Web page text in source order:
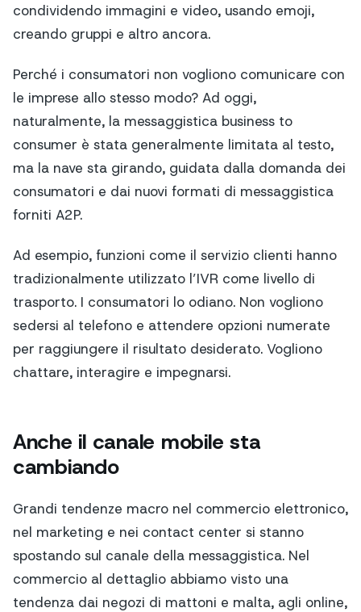
condividendo immagini e video, usando emoji,
creando gruppi e altro ancora.
Perché i consumatori non vogliono comunicare con
le imprese allo stesso modo? Ad oggi,
naturalmente, la messaggistica business to
consumer è stata generalmente limitata al testo,
ma la nave sta girando, guidata dalla domanda dei
consumatori e dai nuovi formati di messaggistica
forniti A2P.
Ad esempio, funzioni come il servizio clienti hanno
tradizionalmente utilizzato l’IVR come livello di
trasporto. I consumatori lo odiano. Non vogliono
sedersi al telefono e attendere opzioni numerate
per raggiungere il risultato desiderato. Vogliono
chattare, interagire e impegnarsi.
Anche il canale mobile sta
cambiando
Grandi tendenze macro nel commercio elettronico,
nel marketing e nei contact center si stanno
spostando sul canale della messaggistica. Nel
commercio al dettaglio abbiamo visto una
tendenza dai negozi di mattoni e malta, agli online,